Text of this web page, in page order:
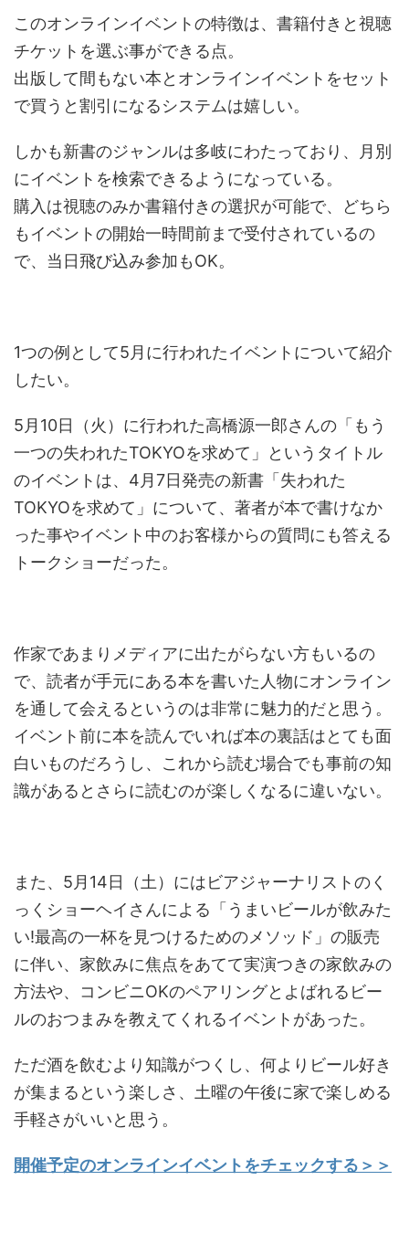
このオンラインイベントの特徴は、書籍付きと視聴
チケットを選ぶ事ができる点。
出版して間もない本とオンラインイベントをセット
で買うと割引になるシステムは嬉しい。
しかも新書のジャンルは多岐にわたっており、月別
にイベントを検索できるようになっている。
購入は視聴のみか書籍付きの選択が可能で、どちら
もイベントの開始一時間前まで受付されているの
で、当日飛び込み参加もOK。
1つの例として5月に行われたイベントについて紹介
したい。
5月10日（火）に行われた高橋源一郎さんの「もう
一つの失われたTOKYOを求めて」というタイトル
のイベントは、4月7日発売の新書「失われた
TOKYOを求めて」について、著者が本で書けなか
った事やイベント中のお客様からの質問にも答える
トークショーだった。
作家であまりメディアに出たがらない方もいるの
で、読者が手元にある本を書いた人物にオンライン
を通して会えるというのは非常に魅力的だと思う。
イベント前に本を読んでいれば本の裏話はとても面
白いものだろうし、これから読む場合でも事前の知
識があるとさらに読むのが楽しくなるに違いない。
また、5月14日（土）にはビアジャーナリストのく
っくショーヘイさんによる「うまいビールが飲みた
い!最高の一杯を見つけるためのメソッド」の販売
に伴い、家飲みに焦点をあてて実演つきの家飲みの
方法や、コンビニOKのペアリングとよばれるビー
ルのおつまみを教えてくれるイベントがあった。
ただ酒を飲むより知識がつくし、何よりビール好き
が集まるという楽しさ、土曜の午後に家で楽しめる
手軽さがいいと思う。
開催予定のオンラインイベントをチェックする＞＞